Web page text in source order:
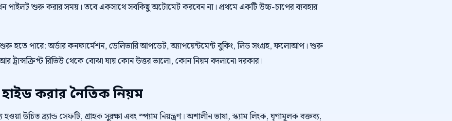
পাইলট শুরু করার সময়। তবে একসাথে সবকিছু অটোমেট করবেন না। প্রথমে একটি উচ্চ-চাপের ব্যবহার
শুরু হতে পারে: অর্ডার কনফার্মেশন, ডেলিভারি আপডেট, অ্যাপয়েন্টমেন্ট বুকিং, লিড সংগ্রহ, ফলোআপ। শুরু
ট্রান্সক্রিপ্ট রিভিউ থেকে বোঝা যায় কোন উত্তর ভালো, কোন নিয়ম বদলানো দরকার।
করার নৈতিক নিয়ম
উচিত ব্র্যান্ড সেফটি, গ্রাহক সুরক্ষা এবং স্প্যাম নিয়ন্ত্রণ। অশালীন ভাষা, স্ক্যাম লিংক, ঘৃণামূলক বক্তব্য,